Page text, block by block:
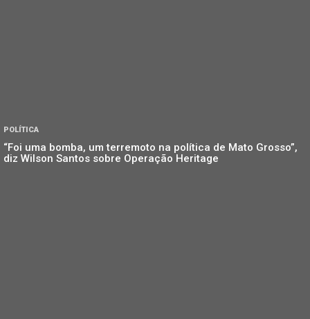
POLÍTICA
“Foi uma bomba, um terremoto na política de Mato Grosso”,
diz Wilson Santos sobre Operação Heritage